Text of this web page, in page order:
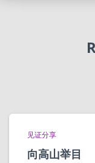
见证分享
向高山举目